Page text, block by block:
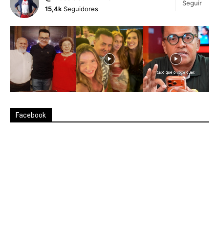
15,4k Seguidores
Seguir
Facebook